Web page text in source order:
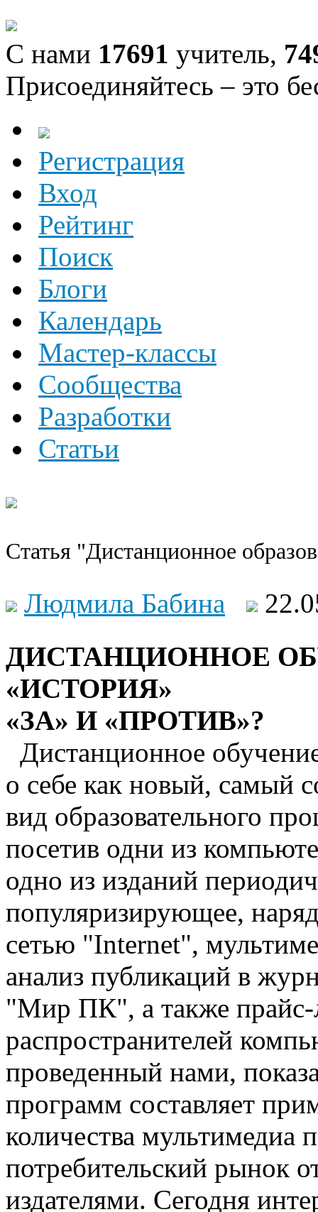
С нами 17691 учитель,
Присоединяйтесь – это
Регистрация
Вход
Рейтинг
Поиск
Блоги
Календарь
Мастер-классы
Сообщества
Разработки
Статьи
Статья "Дистанционное
Людмила Бабина
ДИСТАНЦИОННОЕ
«ИСТОРИЯ»
«ЗА» И «ПРОТИВ»?
Дистанционное
о себе как новый, самый
вид образовательного
посетив одни из
одно из изданий
популяризирующее,
сетью "Internet",
анализ публикаций в
"Мир ПК", а также
распространителей
проведенный нами,
программ составляет
количества мультимедиа
потребительский рынок
издателями. Сегодня